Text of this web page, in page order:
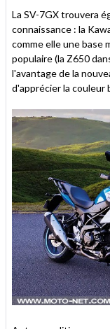
La SV-7GX trouvera
connaissance : la
comme elle une base
populaire (la Z650
l'avantage de la
d'apprécier la couleur